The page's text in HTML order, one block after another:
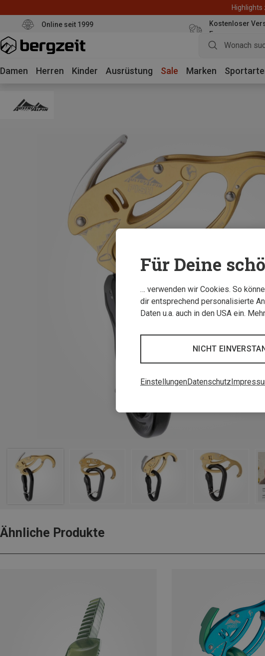
Highlights
Online seit 1999
Kostenloser
Euro
Damen Herren Kinder Ausrüstung Sale Marken
Ähnliche Produkte
Für Deine
… verwenden wir Cookies. So
dir entsprechend personalisierte
Daten u.a. auch in den USA ein.
NICHT
EinstellungenDatenschutz